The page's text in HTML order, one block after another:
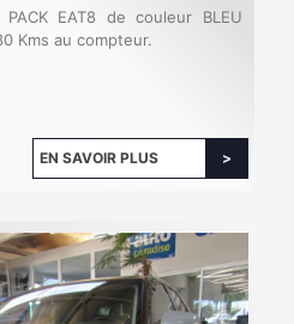
PACK EAT8 de couleur BLEU
Kms au compteur.
EN SAVOIR PLUS